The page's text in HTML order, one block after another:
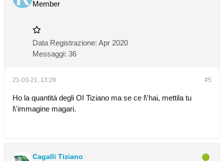
Member
Data Registrazione: Apr 2020
Messaggi: 36
#5
21-03-21, 13:29
Ho la quantità degli OI Tiziano ma se ce l\'hai, mettila tu
l\'immagine magari.
Cagalli Tiziano